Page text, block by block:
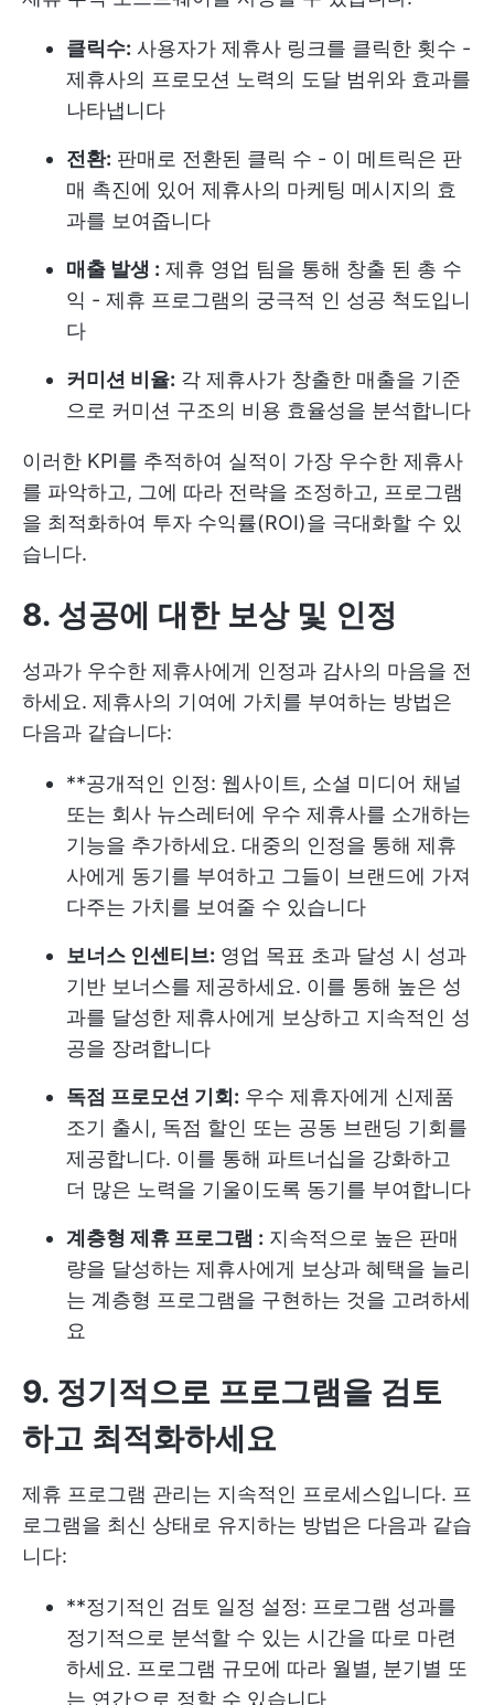
클릭수: 사용자가 제휴사 링크를 클릭한 횟수 -
제휴사의 프로모션 노력의 도달 범위와 효과를
나타냅니다
전환: 판매로 전환된 클릭 수 - 이 메트릭은 판
매 촉진에 있어 제휴사의 마케팅 메시지의 효
과를 보여줍니다
매출 발생 : 제휴 영업 팀을 통해 창출 된 총 수
익 - 제휴 프로그램의 궁극적 인 성공 척도입니
다
커미션 비율: 각 제휴사가 창출한 매출을 기준
으로 커미션 구조의 비용 효율성을 분석합니다
이러한 KPI를 추적하여 실적이 가장 우수한 제휴사
를 파악하고, 그에 따라 전략을 조정하고, 프로그램
을 최적화하여 투자 수익률(ROI)을 극대화할 수 있
습니다.
8. 성공에 대한 보상 및 인정
성과가 우수한 제휴사에게 인정과 감사의 마음을 전
하세요. 제휴사의 기여에 가치를 부여하는 방법은
다음과 같습니다:
**공개적인 인정: 웹사이트, 소셜 미디어 채널
또는 회사 뉴스레터에 우수 제휴사를 소개하는
기능을 추가하세요. 대중의 인정을 통해 제휴
사에게 동기를 부여하고 그들이 브랜드에 가져
다주는 가치를 보여줄 수 있습니다
보너스 인센티브: 영업 목표 초과 달성 시 성과
기반 보너스를 제공하세요. 이를 통해 높은 성
과를 달성한 제휴사에게 보상하고 지속적인 성
공을 장려합니다
독점 프로모션 기회: 우수 제휴자에게 신제품
조기 출시, 독점 할인 또는 공동 브랜딩 기회를
제공합니다. 이를 통해 파트너십을 강화하고
더 많은 노력을 기울이도록 동기를 부여합니다
계층형 제휴 프로그램 : 지속적으로 높은 판매
량을 달성하는 제휴사에게 보상과 혜택을 늘리
는 계층형 프로그램을 구현하는 것을 고려하세
요
9. 정기적으로 프로그램을 검토
하고 최적화하세요
제휴 프로그램 관리는 지속적인 프로세스입니다. 프
로그램을 최신 상태로 유지하는 방법은 다음과 같습
니다:
**정기적인 검토 일정 설정: 프로그램 성과를
정기적으로 분석할 수 있는 시간을 따로 마련
하세요. 프로그램 규모에 따라 월별, 분기별 또
는 연간으로 정할 수 있습니다